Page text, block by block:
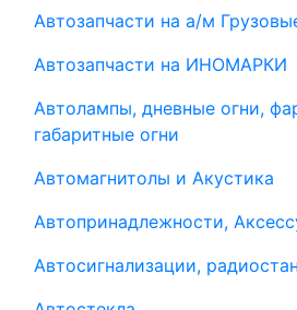
Автозапчасти на а/м
Автозапчасти на ИНОМАРКИ
Автолампы, дневные огни,
габаритные огни
Автомагнитолы и Акустика
Автопринадлежности,
Автосигнализации,